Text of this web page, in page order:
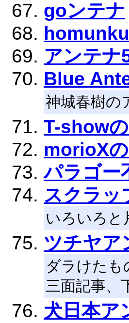
goンテナ
アンテナ
Blue
神城春樹の
T-show
morioX
パラゴー
スクラッ
いろいろと
ツチヤア
ダラけたも
三面記事、
犬日本ア